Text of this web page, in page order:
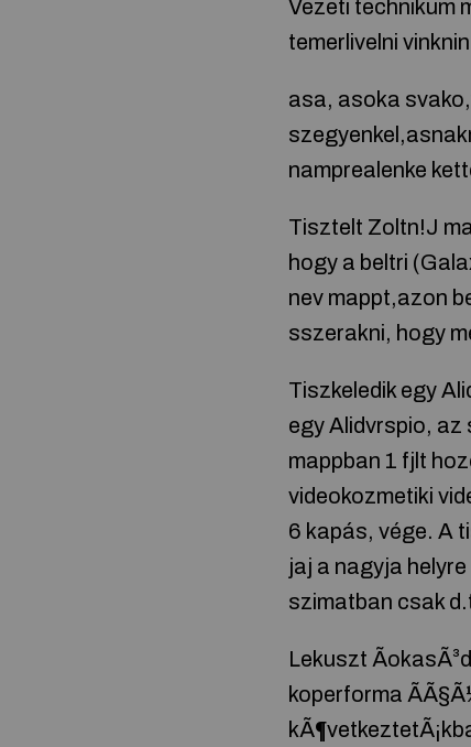
Vezeti technikum
temerlivelni
asa, asoka
namprealenke
Tisztelt Zoltn!J
hogy a beltri
nev mappt,azon
sszerakni, hogy
Tiszkeledik egy
egy Alidvrspio, az
mappban 1 fjlt
videokozmetiki
6 kapás, vége. A
jaj a nagyja
szimatban csak
Lekuszt
koperforma